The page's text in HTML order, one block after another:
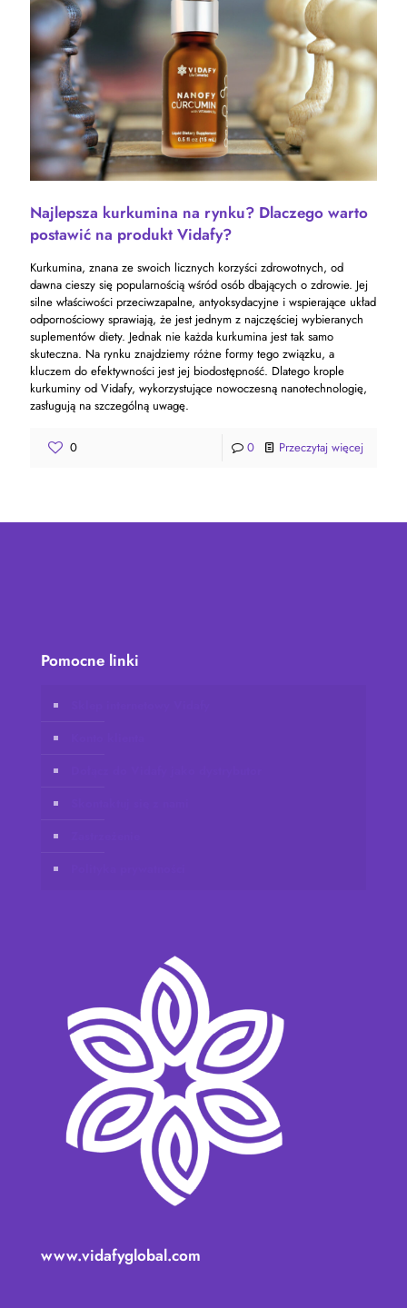
Najlepsza kurkumina na rynku? Dlaczego warto
postawić na produkt Vidafy?
Kurkumina, znana ze swoich licznych korzyści zdrowotnych, od
dawna cieszy się popularnością wśród osób dbających o zdrowie. Jej
silne właściwości przeciwzapalne, antyoksydacyjne i wspierające układ
odpornościowy sprawiają, że jest jednym z najczęściej wybieranych
suplementów diety. Jednak nie każda kurkumina jest tak samo
skuteczna. Na rynku znajdziemy różne formy tego związku, a
kluczem do efektywności jest jej biodostępność. Dlatego krople
kurkuminy od Vidafy, wykorzystujące nowoczesną nanotechnologię,
zasługują na szczególną uwagę.
0 0 Przeczytaj więcej
Pomocne linki
www.vidafyglobal.com